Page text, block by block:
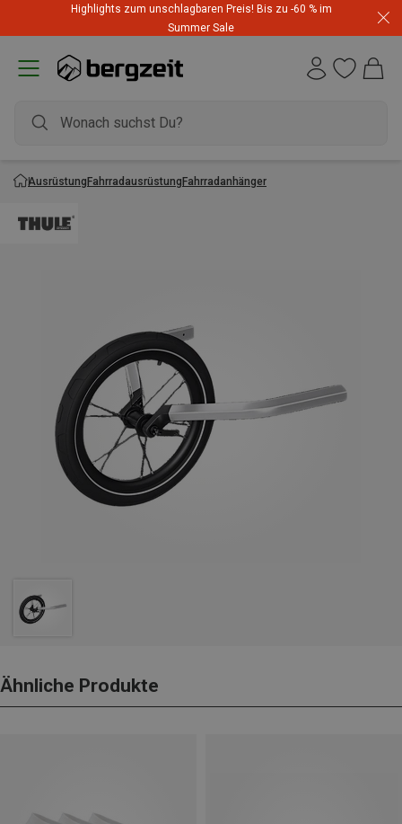
Highlights zum unschlagbaren Preis! Bis zu -60 % im
Summer Sale
AusrüstungFahrradausrüstungFahrradanhänger
Ähnliche Produkte